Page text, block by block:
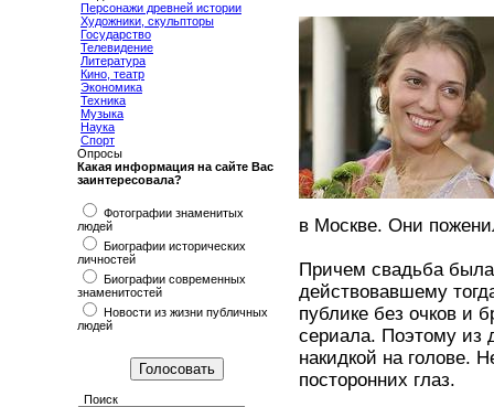
Персонажи древней истории
Художники, скульпторы
Государство
Телевидение
Литература
Кино, театр
Экономика
Техника
Музыка
Наука
Спорт
Опросы
Какая информация на сайте Вас
заинтересовала?
Фотографии знаменитых
людей
Биографии исторических
личностей
Биографии современных
знаменитостей
Новости из жизни публичных
людей
Поиск
в Москве. Они
Причем свадьба
действовавшему
публике без очков и
сериала. Поэтому из
накидкой на голове.
посторонних глаз.